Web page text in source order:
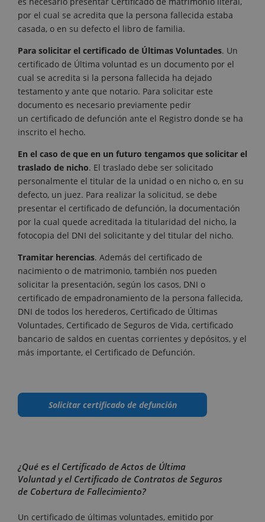
por el cual se acredita que la persona fallecida estaba
casada, o en su defecto el libro de familia.
Para solicitar el certificado de Últimas Voluntades. Un
certificado de Última voluntad es un documento por el
cual se acredita si la persona fallecida ha dejado
testamento y ante que notario. Para solicitar este
documento es necesario previamente pedir
un certificado de defunción ante el Registro donde se ha
inscrito el hecho.
En el caso de que en un futuro tengamos que solicitar el
traslado de nicho. El traslado debe ser solicitado
personalmente el titular de la unidad o en nicho o, en su
defecto, un juez. Para realizar la solicitud, se debe
presentar el certificado de defunción, la documentación
por la cual quede acreditada la titularidad del nicho, la
fotocopia del DNI del solicitante y del titular del nicho.
Tramitar herencias. Además del certificado de
nacimiento o de matrimonio, también nos pueden
solicitar la presentación, según los casos, DNI o
certificado de empadronamiento de la persona fallecida,
DNI de todos los herederos, Certificado de Últimas
Voluntades, Certificado de Seguros de Vida, certificado
bancario de saldos en cuentas corrientes y depósitos, y el
más importante, el Certificado de Defunción.
Solicitar certificado de defunción
¿Qué es el Certificado de Actos de Última
Voluntad y el Certificado de Contratos de Seguros
de Cobertura de Fallecimiento?
Un certificado de últimas voluntades, emitido por